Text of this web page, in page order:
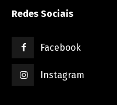
Redes Sociais
Facebook
Instagram